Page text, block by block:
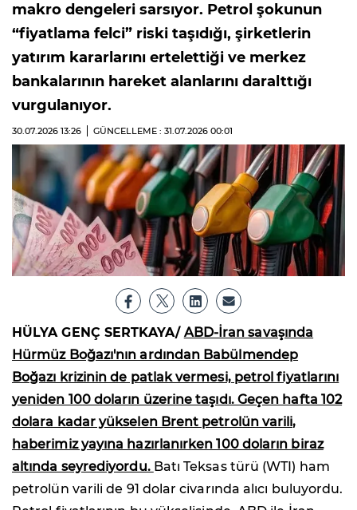
makro dengeleri sarsıyor. Petrol şokunun
“fiyatlama felci” riski taşıdığı, şirketlerin
yatırım kararlarını ertelettiği ve merkez
bankalarının hareket alanlarını daralttığı
vurgulanıyor.
30.07.2026 13:26 GÜNCELLEME : 31.07.2026 00:01
HÜLYA GENÇ SERTKAYA/ ABD-İran savaşında
Hürmüz Boğazı'nın ardından Babülmendep
Boğazı krizinin de patlak vermesi, petrol fiyatlarını
yeniden 100 doların üzerine taşıdı. Geçen hafta 102
dolara kadar yükselen Brent petrolün varili,
haberimiz yayına hazırlanırken 100 doların biraz
altında seyrediyordu. Batı Teksas türü (WTI) ham
petrolün varili de 91 dolar civarında alıcı buluyordu.